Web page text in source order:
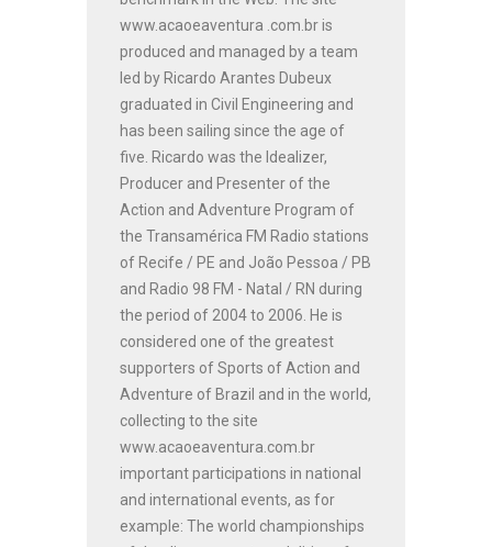
www.acaoeaventura .com.br is
produced and managed by a team
led by Ricardo Arantes Dubeux
graduated in Civil Engineering and
has been sailing since the age of
five. Ricardo was the Idealizer,
Producer and Presenter of the
Action and Adventure Program of
the Transamérica FM Radio stations
of Recife / PE and João Pessoa / PB
and Radio 98 FM - Natal / RN during
the period of 2004 to 2006. He is
considered one of the greatest
supporters of Sports of Action and
Adventure of Brazil and in the world,
collecting to the site
www.acaoeaventura.com.br
important participations in national
and international events, as for
example: The world championships